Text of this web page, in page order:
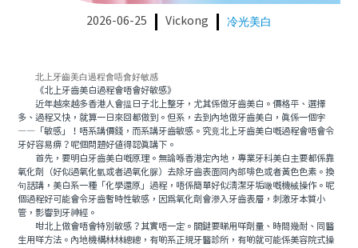
2026-06-25 Vickong 冷光美白
北上牙齒美白過程會唔會好敏感
《北上牙齒美白過程會唔會好敏感》
近年越來越多香港人會揾日子北上整牙，尤其係做牙齒美白。價格平、選擇
多、過程又快，就算一日來回都做到。但系，去到內地做牙齒美白，真係一個字
——「敏感」！唔系講價錢，而系講牙齒敏感。究竟北上牙齒美白嘅過程會唔會令
牙好容易痹？呢個問題好值得認真講下。
首先，要明白牙齒美白嘅原理。無論喺香港定內地，專業牙科美白主要都係靠
氧化劑（好似過氧化氫或者過氧化脲）去除牙齒表面同內部啡色或者黃色色素。換
句話講，美白系一種「化學還原」過程，唔係簡單好似清潔牙垢噉嘅機械操作。呢
個過程好可能會令牙齒暫時性敏感，因爲氧化劑會滲入牙齒表層，刺激牙本質小
管，影響到牙神經。
咁北上做會唔會特別敏感？其實唔一定。關鍵要睇用咩劑量、時間幾耐、同醫
生用咩方法。內地機構林林總總，有啲系正規牙醫診所，有啲就可能係美容院式操